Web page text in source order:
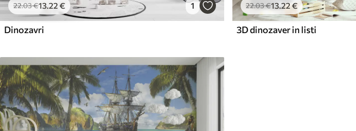
22.03€13.22 € 1
Dinozavri
22.03€13.22€
3D dinozaver in listi